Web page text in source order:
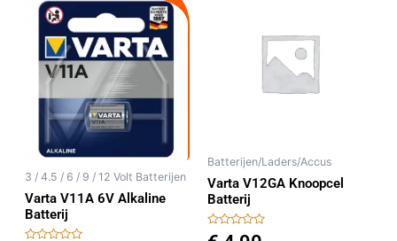
3 / 4.5 / 6 / 9 / 12 Volt Batterijen
Varta V11A 6V Alkaline
Batterij
Batterijen/Laders/Accus
Varta V12GA Knoopcel
Batterij
Gewaardeerd